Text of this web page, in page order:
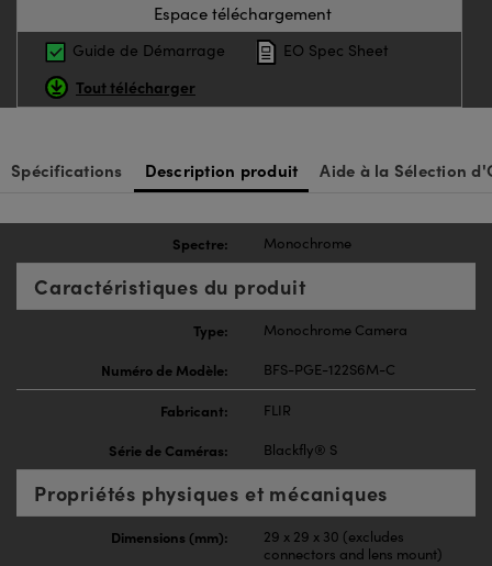
Espace téléchargement
Guide de Démarrage EO Spec Sheet
Tout télécharger
Spécifications Description produit Aide à la Sélection
Spectre: Monochrome
Caractéristiques du produit
Type:
Monochrome Camera
Numéro de Modèle:
BFS-PGE-122S6M-C
Fabricant:
FLIR
Série de Caméras:
Blackfly® S
Propriétés physiques et mécaniques
Dimensions (mm):
29 x 29 x 30 (excludes
connectors and lens mount)